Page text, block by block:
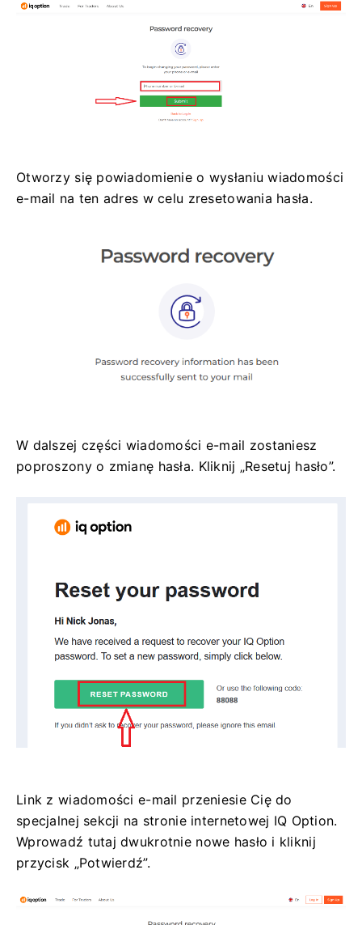
Otworzy się powiadomienie o wysłaniu wiadomości
e-mail na ten adres w celu zresetowania hasła.
W dalszej części wiadomości e-mail zostaniesz
poproszony o zmianę hasła. Kliknij „Resetuj hasło”.
Link z wiadomości e-mail przeniesie Cię do
specjalnej sekcji na stronie internetowej IQ Option.
Wprowadź tutaj dwukrotnie nowe hasło i kliknij
przycisk „Potwierdź”.